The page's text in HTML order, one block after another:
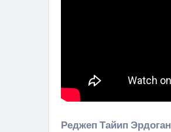
Реджеп Тайип Эрдоган